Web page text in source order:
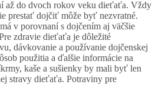
až do dvoch rokov veku dieťaťa. Vždy
prestať dojčiť môže byť nezvratné.
v porovnaní s dojčením aj väčšie
zdravie dieťaťa je dôležité
dávkovanie a používanie dojčenskej
použitia a ďalšie informácie na
kaše a sušienky by mali byť len
stravy dieťaťa. Potraviny pre